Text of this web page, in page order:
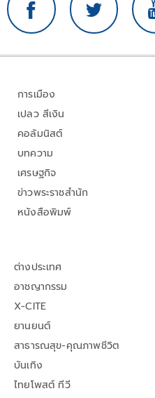
การเมือง
เปลว สีเงิน
คอลัมนิสต์
บทความ
เศรษฐกิจ
ข่าวพระราชสำนัก
หนังสือพิมพ์
ต่างประเทศ
อาชญากรรม
X-CITE
ยานยนต์
สาธารณสุข-คุณภาพชีวิต
บันเทิง
ไทยโพสต์ ทีวี